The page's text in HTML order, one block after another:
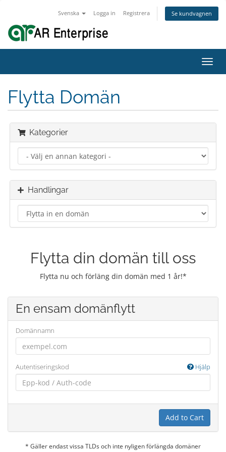
Svenska Logga in Registrera Se kundvagnen
Flytta Domän
Kategorier
Handlingar
Flytta din domän till oss
Flytta nu och förläng din domän med 1 år!*
En ensam domänflytt
Domännamn
Autentiseringskod Hjälp
Add to Cart
* Gäller endast vissa TLDs och inte nyligen förlängda domäner